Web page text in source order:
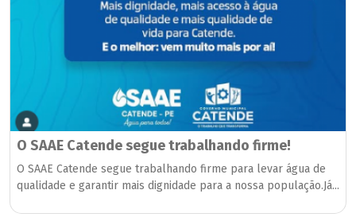
O SAAE Catende segue trabalhando firme!
O SAAE Catende segue trabalhando firme para levar água de
qualidade e garantir mais dignidade para a nossa população.Já...